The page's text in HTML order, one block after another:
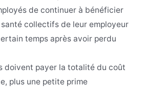
de continuer à bénéficier
collectifs de leur employeur
temps après avoir perdu
doivent payer la totalité du coût
plus une petite prime